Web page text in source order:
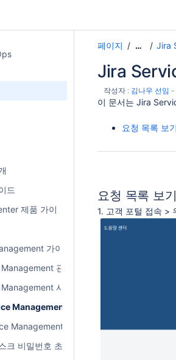
드
제품 가이드
가이드
관리자 가이드
사용자 가이드
Management 요청 목록 보기
Management 프로파일 수정하기
크 비밀번호 초기화하기
페이지 … Jira
Jira
작성자 : 김나우 선임 -
이 문서는 Jira
요청 목록 보기
요청 목록 보기
1. 고객 포털 접속 >